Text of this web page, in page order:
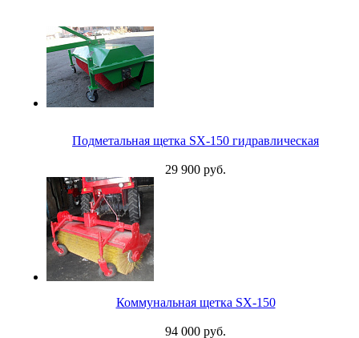
Подметальная щетка SX-150 гидравлическая
29 900 руб.
Коммунальная щетка SX-150
94 000 руб.